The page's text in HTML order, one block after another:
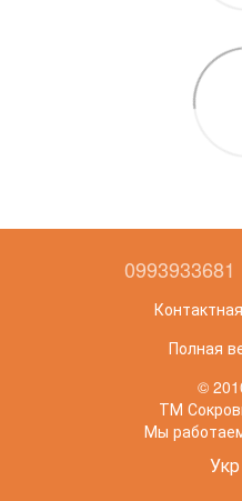
0993933681
Полная
©
ТМ
Мы
Укр